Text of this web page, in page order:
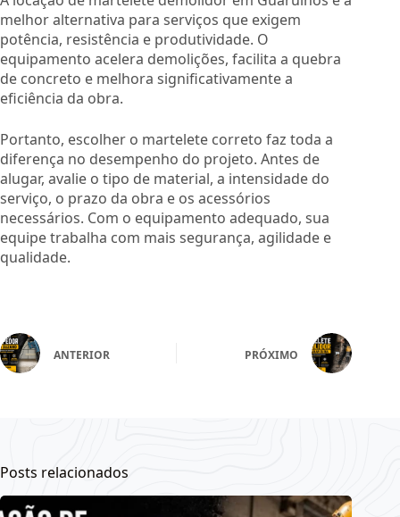
melhor alternativa para serviços que exigem
potência, resistência e produtividade. O
equipamento acelera demolições, facilita a quebra
de concreto e melhora significativamente a
eficiência da obra.
Portanto, escolher o martelete correto faz toda a
diferença no desempenho do projeto. Antes de
alugar, avalie o tipo de material, a intensidade do
serviço, o prazo da obra e os acessórios
necessários. Com o equipamento adequado, sua
equipe trabalha com mais segurança, agilidade e
qualidade.
ANTERIOR PRÓXIMO
Posts relacionados